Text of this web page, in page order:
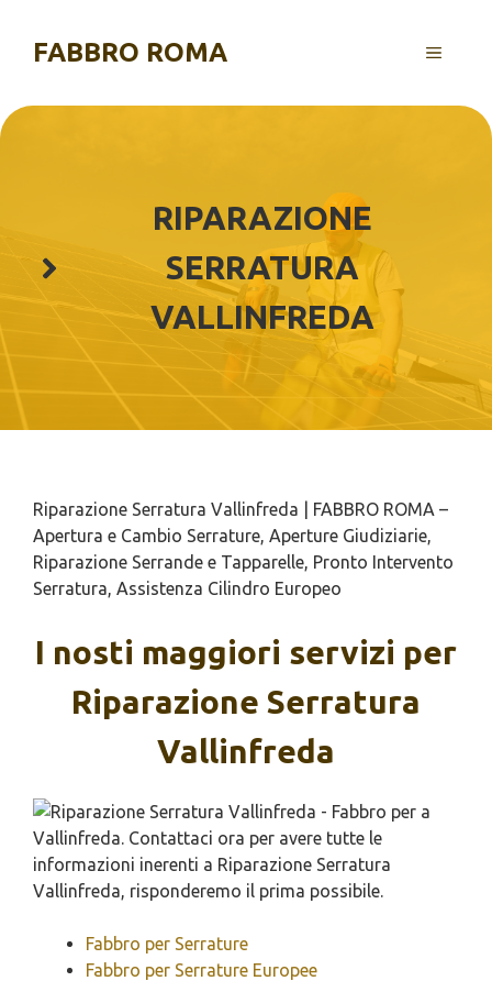
contenuto
FABBRO ROMA MENU
RIPARAZIONE
SERRATURA
VALLINFREDA
Riparazione Serratura Vallinfreda | FABBRO ROMA –
Apertura e Cambio Serrature, Aperture Giudiziarie,
Riparazione Serrande e Tapparelle, Pronto Intervento
Serratura, Assistenza Cilindro Europeo
I nosti maggiori servizi per
Riparazione Serratura
Vallinfreda
Fabbro per Serrature
Fabbro per Serrature Europee